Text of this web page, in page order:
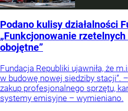
Podano kulisy działalności
„Funkcjonowanie
obojętne”
Fundacja Republiki ujawniła, że
w budowę nowej siedziby stacji”.
zakup profesjonalnego sprzętu,
systemy emisyjne – wymieniano.